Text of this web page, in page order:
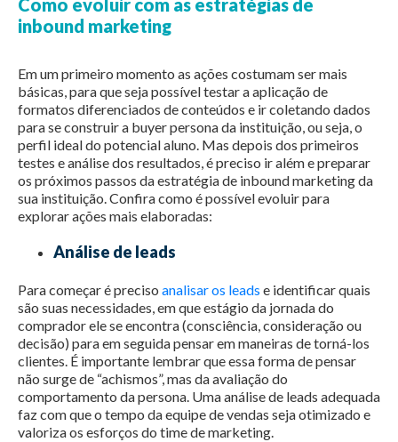
inbound marketing
Em um primeiro momento as ações costumam ser mais
básicas, para que seja possível testar a aplicação de
formatos diferenciados de conteúdos e ir coletando dados
para se construir a buyer persona da instituição, ou seja, o
perfil ideal do potencial aluno. Mas depois dos primeiros
testes e análise dos resultados, é preciso ir além e preparar
os próximos passos da estratégia de inbound marketing da
sua instituição. Confira como é possível evoluir para
explorar ações mais elaboradas:
Análise de leads
Para começar é preciso analisar os leads e identificar quais
são suas necessidades, em que estágio da jornada do
comprador ele se encontra (consciência, consideração ou
decisão) para em seguida pensar em maneiras de torná-los
clientes. É importante lembrar que essa forma de pensar
não surge de “achismos”, mas da avaliação do
comportamento da persona. Uma análise de leads adequada
faz com que o tempo da equipe de vendas seja otimizado e
valoriza os esforços do time de marketing.